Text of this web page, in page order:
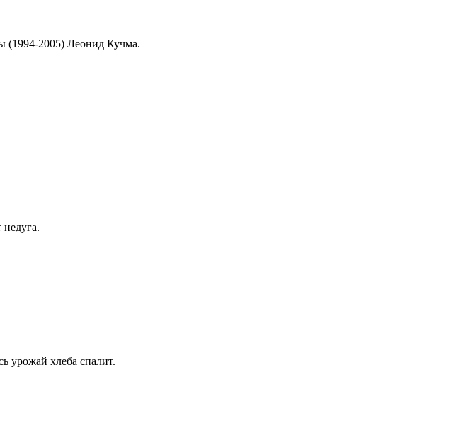
(1994-2005) Леонид Кучма.
недуга.
урожай хлеба спалит.